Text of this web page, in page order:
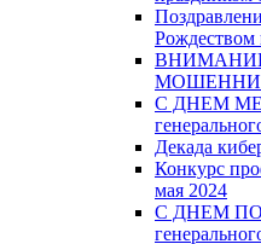
С ДНЕМ
Декада
Конкурс
мая 2024
С ДНЕМ